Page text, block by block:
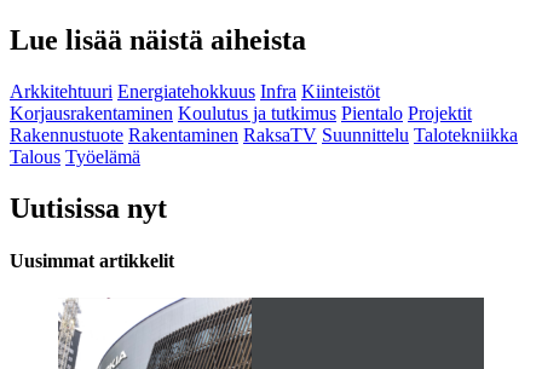
Lue lisää näistä aiheista
Arkkitehtuuri Energiatehokkuus Infra Kiinteistöt
Korjausrakentaminen Koulutus ja tutkimus Pientalo Projektit
Rakennustuote Rakentaminen RaksaTV Suunnittelu Talotekniikka
Talous Työelämä
Uutisissa nyt
Uusimmat artikkelit